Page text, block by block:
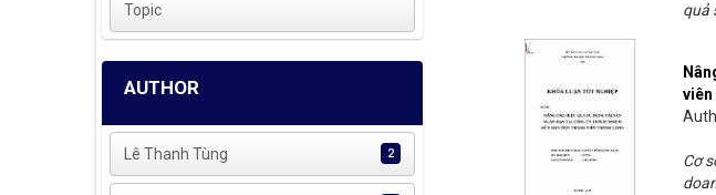
Topic
AUTHOR
Lê Thanh Tùng 2
quả
viên
Cơ